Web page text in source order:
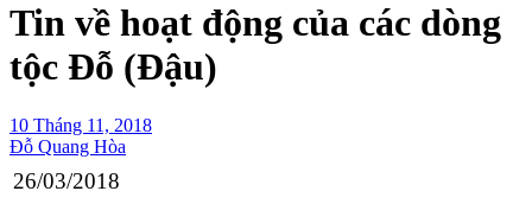
Tin về hoạt động của các dòng
tộc Đỗ (Đậu)
10 Tháng 11, 2018
Đỗ Quang Hòa
26/03/2018